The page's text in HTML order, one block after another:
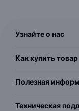
Узнайте о нас
Как купить товар
Полезная
Техническая